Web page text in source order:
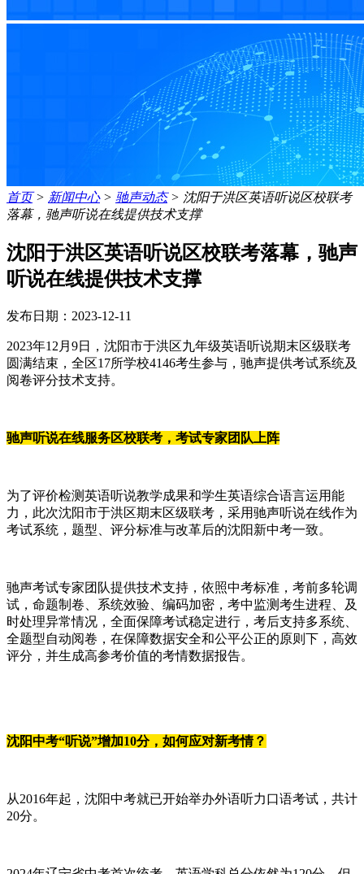
首页> 新闻中心> 驰声动态> 沈阳于洪区英语听说区校联考
落幕，驰声听说在线提供技术支撑
沈阳于洪区英语听说区校联考落幕，驰声
听说在线提供技术支撑
发布日期：2023-12-11
2023年12月9日，沈阳市于洪区九年级英语听说期末区级联考
圆满结束，全区17所学校4146考生参与，驰声提供考试系统及
阅卷评分技术支持。
驰声听说在线服务区校联考，考试专家团队上阵
为了评价检测英语听说教学成果和学生英语综合语言运用能
力，此次沈阳市于洪区期末区级联考，采用驰声听说在线作为
考试系统，题型、评分标准与改革后的沈阳新中考一致。
驰声考试专家团队提供技术支持，依照中考标准，考前多轮调
试，命题制卷、系统效验、编码加密，考中监测考生进程、及
时处理异常情况，全面保障考试稳定进行，考后支持多系统、
全题型自动阅卷，在保障数据安全和公平公正的原则下，高效
评分，并生成高参考价值的考情数据报告。
沈阳中考“听说”增加10分，如何应对新考情 ？
从2016年起，沈阳中考就已开始举办外语听力口语考试，共计
20分。